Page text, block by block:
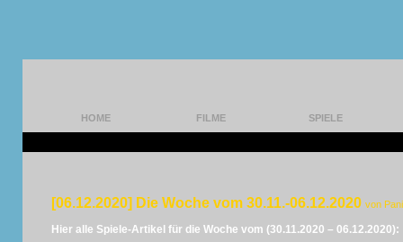
HOME FILME SPIELE
[06.12.2020] Die Woche vom 30.11.-06.12.2020 von
Hier alle Spiele-Artikel für die Woche vom (30.11.2020 – 06.12.2020):